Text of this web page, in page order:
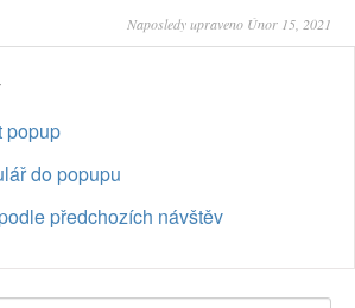
Naposledy upraveno Únor 15, 2021
popup
do popupu
předchozích návštěv